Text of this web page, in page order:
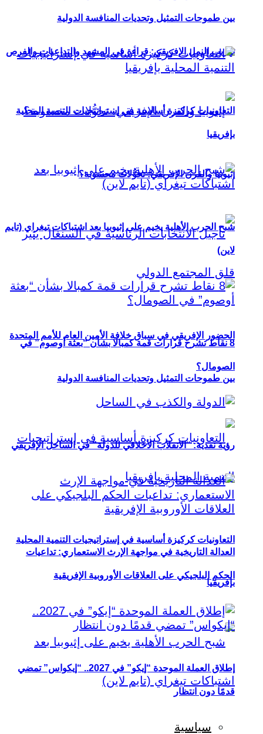
تهريب النمل الإفريقي: قراءة في المشهد والتداعيات والفرص
إثيوبيا والقرن الإفريقي: تحوُّلات محسوبة؟
الحضور الإفريقي في سباق خلافة الأمين العام للأمم المتحدة
بين طموحات التمثيل وتحديات المنافسة الدولية
التعاونيات كركيزة أساسية في إستراتيجيات التنمية المحلية
بإفريقيا
بين طموحات التمثيل وتحديات المنافسة الدولية
التعاونيات كركيزة أساسية في إستراتيجيات التنمية المحلية
بإفريقيا
شبح الحرب الأهلية يخيم على إثيوبيا بعد اشتباكات تيغراي (تايم
لاين)
8 نقاط تشرح قرارات قمة كمبالا بشأن “بعثة أوصوم” في
الصومال؟
رؤية نقدية: “الانقلاب الأخلاقي للدولة” في الساحل الإفريقي
العدالة التاريخية في مواجهة الإرث الاستعماري: تداعيات
الحكم البلجيكي على العلاقات الأوروبية الإفريقية
إطلاق العملة الموحدة “إيكو” في 2027.. “إيكواس” تمضي
قدمًا دون انتظار
سياسية